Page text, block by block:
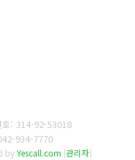
: 314-92-53018
934-7770
byYescall.com [관리자]